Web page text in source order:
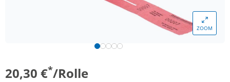
ZOOM
20,30 €*/Rolle